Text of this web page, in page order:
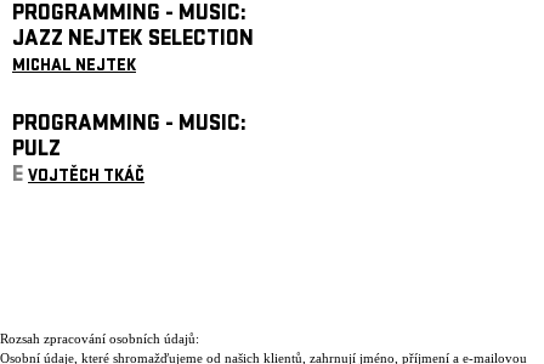
PROGRAMMING - MUSIC:
JAZZ NEJTEK SELECTION
MICHAL NEJTEK
PROGRAMMING - MUSIC:
PULZ
E VOJTĚCH TKÁČ
Rozsah zpracování osobních údajů:
Osobní údaje, které shromažďujeme od našich klientů, zahrnují jméno, příjmení a e-mailovou